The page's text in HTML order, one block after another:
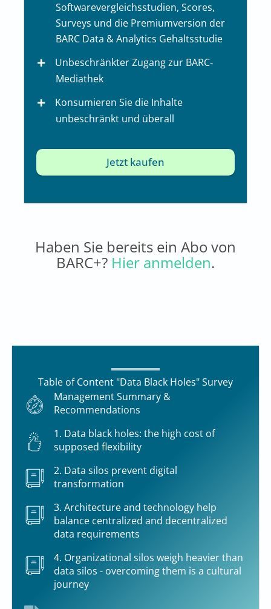
Softwarevergleichsstudien, Scores,
Surveys und die Premiumversion der
BARC Data & Analytics Gehaltsstudie
Unbeschränkter Zugang zur BARC-
Mediathek
Konsumieren Sie die Inhalte
unbeschränkt und überall
Jetzt kaufen
Haben Sie bereits ein Abo von
BARC+? Hier anmelden.
Table of Content "Data Black Holes" Survey
Management Summary &
Recommendations
1. Data black holes: the high cost of
supposed flexibility
2. Data silos prevent digital
transformation
3. Architecture and technology help
balance centralized and decentralized
data requirements
4. Organizational silos weigh heavier than
data silos - overcoming them is a cultural
journey